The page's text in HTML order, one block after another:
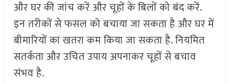
और घर की जांच करें और चूहों के बिलों को बंद करें.
इन तरीकों से फसल को बचाया जा सकता है और घर में
बीमारियों का खतरा कम किया जा सकता है. नियमित
सतर्कता और उचित उपाय अपनाकर चूहों से बचाव
संभव है.